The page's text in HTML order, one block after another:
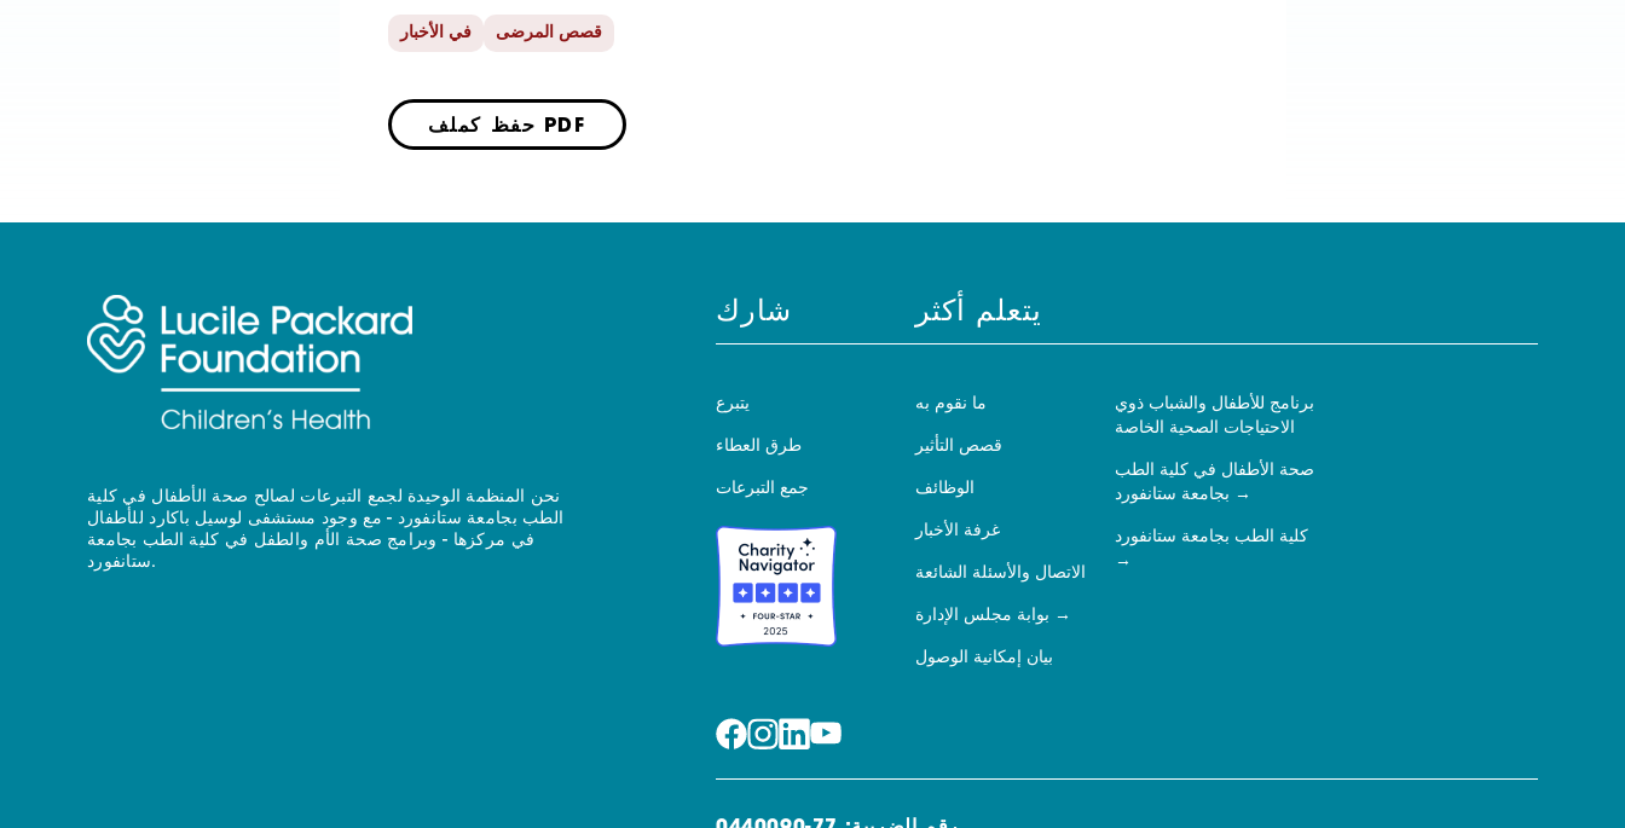
في الأخبار قصص المرضى
حفظ كملف PDF
نحن المنظمة الوحيدة لجمع التبرعات لصالح صحة الأطفال في كلية
الطب بجامعة ستانفورد - مع وجود مستشفى لوسيل باكارد للأطفال
في مركزها - وبرامج صحة الأم والطفل في كلية الطب بجامعة
ستانفورد.
شارك
يتبرع
طرق العطاء
جمع التبرعات
يتعلم أكثر
ما نقوم به
قصص التأثير
الوظائف
غرفة الأخبار
الاتصال والأسئلة الشائعة
بوابة مجلس الإدارة
بيان إمكانية الوصول
برنامج للأطفال والشباب ذوي
الاحتياجات الصحية الخاصة
صحة الأطفال في كلية الطب
بجامعة ستانفورد
كلية الطب بجامعة ستانفورد